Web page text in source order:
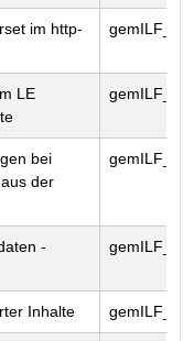
im http-
LE
bei
der
-
Inhalte